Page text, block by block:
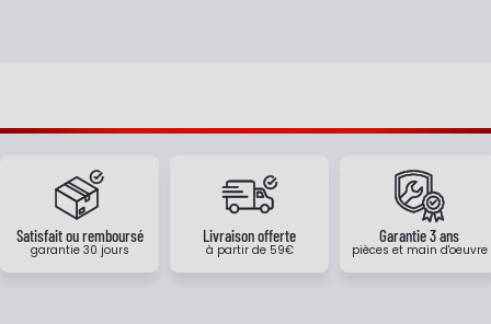
Satisfait ou remboursé
garantie 30 jours
Livraison offerte
à partir de 59€
Garantie 3 ans
pièces et main d'oeuvre